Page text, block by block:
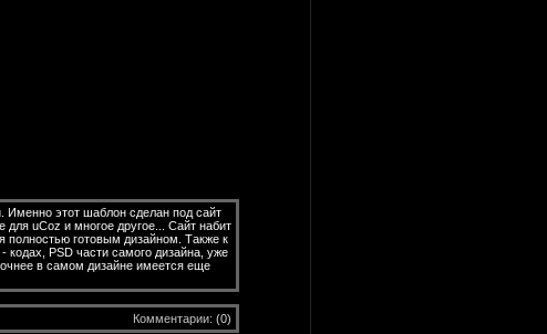
Именно этот шаблон сделан под сайт
uCoz и многое другое... Сайт набит
полностью готовым дизайном. Также к
кодах, PSD части самого дизайна, уже
в самом дизайне имеется еще
Комментарии: (0)